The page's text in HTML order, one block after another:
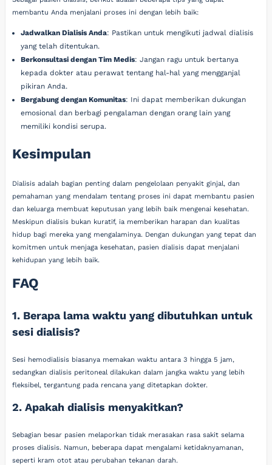
membantu Anda menjalani proses ini dengan lebih baik:
Jadwalkan Dialisis Anda: Pastikan untuk mengikuti jadwal dialisis
yang telah ditentukan.
Berkonsultasi dengan Tim Medis: Jangan ragu untuk bertanya
kepada dokter atau perawat tentang hal-hal yang mengganjal
pikiran Anda.
Bergabung dengan Komunitas: Ini dapat memberikan dukungan
emosional dan berbagi pengalaman dengan orang lain yang
memiliki kondisi serupa.
Kesimpulan
Dialisis adalah bagian penting dalam pengelolaan penyakit ginjal, dan
pemahaman yang mendalam tentang proses ini dapat membantu pasien
dan keluarga membuat keputusan yang lebih baik mengenai kesehatan.
Meskipun dialisis bukan kuratif, ia memberikan harapan dan kualitas
hidup bagi mereka yang mengalaminya. Dengan dukungan yang tepat dan
komitmen untuk menjaga kesehatan, pasien dialisis dapat menjalani
kehidupan yang lebih baik.
FAQ
1. Berapa lama waktu yang dibutuhkan untuk
sesi dialisis?
Sesi hemodialisis biasanya memakan waktu antara 3 hingga 5 jam,
sedangkan dialisis peritoneal dilakukan dalam jangka waktu yang lebih
fleksibel, tergantung pada rencana yang ditetapkan dokter.
2. Apakah dialisis menyakitkan?
Sebagian besar pasien melaporkan tidak merasakan rasa sakit selama
proses dialisis. Namun, beberapa dapat mengalami ketidaknyamanan,
seperti kram otot atau perubahan tekanan darah.